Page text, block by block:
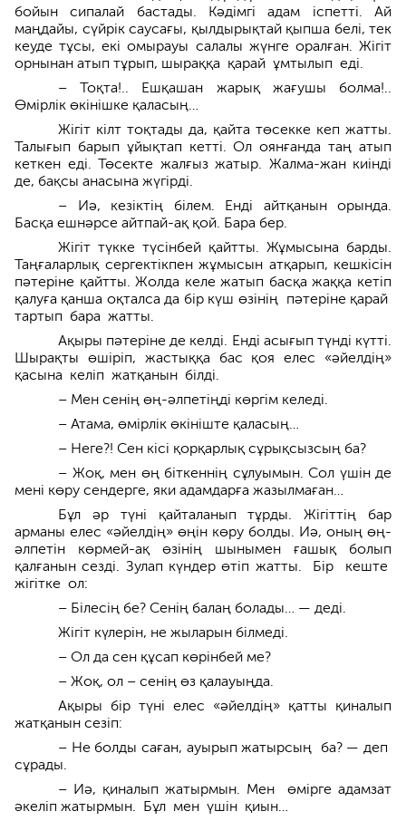
бойын сипалай бастады. Кәдімгі адам іспетті. Ай
маңдайы, сүйрік сау­сағы, қылдырықтай қыпша белі, тек
кеуде тұсы, екі омырауы салалы жүнге оралған. Жігіт
орнынан атып тұрып, шыраққа қарай ұмтылып еді.
– Тоқта!.. Ешқашан жарық жағушы болма!..
Өмірлік өкінішке қаласың…
Жігіт кілт тоқтады да, қайта төсекке кеп жатты.
Талығып барып ұйық­тап кетті. Ол оянғанда таң атып
кеткен еді. Төсекте жалғыз жатыр. Жалма-жан киінді
де, бақсы анасына жүгірді.
– Иә, кезіктің білем. Енді айтқанын орында.
Басқа ешнәрсе айтпай-ақ қой. Бара бер.
Жігіт түкке түсінбей қайтты. Жұмы­сына барды.
Таңғаларлық сер­гек­тікпен жұмысын атқарып, кешкі­сін
пәтеріне қайтты. Жолда келе жатып басқа жаққа кетіп
қалуға қанша оқталса да бір күш өзінің пәтеріне қарай
тартып бара жатты.
Ақыры пәтеріне де келді. Енді асығып түнді күтті.
Шырақты өшіріп, жастыққа бас қоя елес «әйелдің»
қасы­на келіп жатқанын білді.
– Мен сенің өң-әлпетіңді көргім келеді.
– Атама, өмірлік өкініште қаласың…
– Неге?! Сен кісі қорқарлық сұрықсызсың ба?
– Жоқ, мен өң біткеннің сұлуымын. Сол үшін де
мені көру сендерге, яки адамдарға жазылмаған…
Бұл әр түні қайталанып тұрды. Жігіт­тің бар
арманы елес «әйелдің» өңін көру болды. Иә, оның өң-
әлпе­тін көрмей-ақ өзінің шыны­мен ғашық болып
қалғанын сезді. Зулап күндер өтіп жатты. Бір кеште
жігітке ол:
– Білесің бе? Сенің балаң болады… — деді.
Жігіт күлерін, не жыларын білмеді.
– Ол да сен құсап көрінбей ме?
– Жоқ, ол – сенің өз қалауыңда.
Ақыры бір түні елес «әйелдің» қатты қиналып
жатқанын сезіп:
– Не болды саған, ауырып жатыр­сың ба? — деп
сұрады.
– Иә, қиналып жатырмын. Мен өмірге адамзат
әкеліп жа­тыр­мын. Бұл мен үшін қиын…